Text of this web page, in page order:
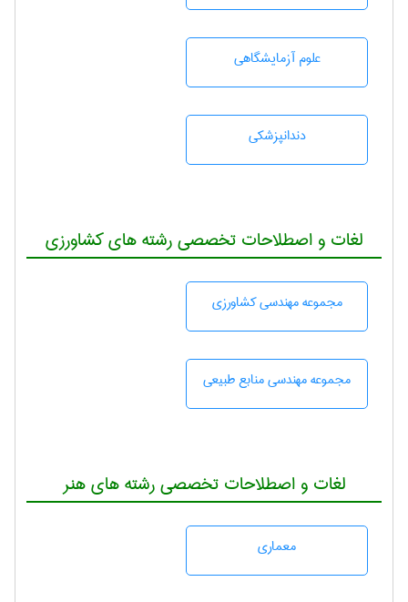
علوم آزمايشگاهی
دندانپزشكی
لغات و اصطلاحات تخصصی رشته های کشاورزی
مجموعه مهندسی كشاورزی
مجموعه مهندسی منابع طبيعی
لغات و اصطلاحات تخصصی رشته های هنر
معماری